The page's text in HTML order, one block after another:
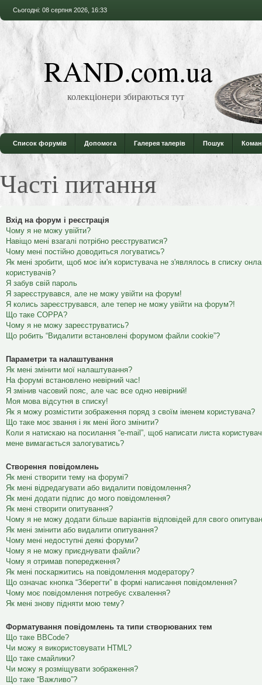
Сьогодні: 08 серпня 2026, 16:33
RAND.com.ua
колекціонери збираються тут
Список форумів Допомога Галерея талерів Пошук
Часті питання
Вхід на форум і реєстрація
Чому я не можу увійти?
Навіщо мені взагалі потрібно реєструватися?
Чому мені постійно доводиться логуватись?
Як мені зробити, щоб моє ім'я користувача не з'являлось в списку
користувачів?
Я забув свій пароль
Я зареєструвався, але не можу увійти на форум!
Я колись зареєструвався, але тепер не можу увійти на форум?!
Що таке COPPA?
Чому я не можу зареєструватись?
Що робить “Видалити встановлені форумом файли cookie”?
Параметри та налаштування
Як мені змінити мої налаштування?
На форумі встановлено невірний час!
Я змінив часовий пояс, але час все одно невірний!
Моя мова відсутня в списку!
Як я можу розмістити зображення поряд з своїм іменем користувача?
Що таке моє звання і як мені його змінити?
Коли я натискаю на посилання “e-mail”, щоб написати листа
мене вимагається залогуватись?
Створення повідомлень
Як мені створити тему на форумі?
Як мені відредагувати або видалити повідомлення?
Як мені додати підпис до мого повідомлення?
Як мені створити опитування?
Чому я не можу додати більше варіантів відповідей для свого
Як мені змінити або видалити опитування?
Чому мені недоступні деякі форуми?
Чому я не можу приєднувати файли?
Чому я отримав попередження?
Як мені поскаржитись на повідомлення модератору?
Що означає кнопка “Зберегти” в формі написання повідомлення?
Чому моє повідомлення потребує схвалення?
Як мені знову підняти мою тему?
Форматування повідомлень та типи створюваних тем
Що таке BBCode?
Чи можу я використовувати HTML?
Що таке смайлики?
Чи можу я розміщувати зображення?
Що таке “Важливо”?